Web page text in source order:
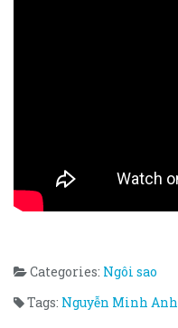
Categories: Ngôi sao
Tags: Nguyễn Minh Anh